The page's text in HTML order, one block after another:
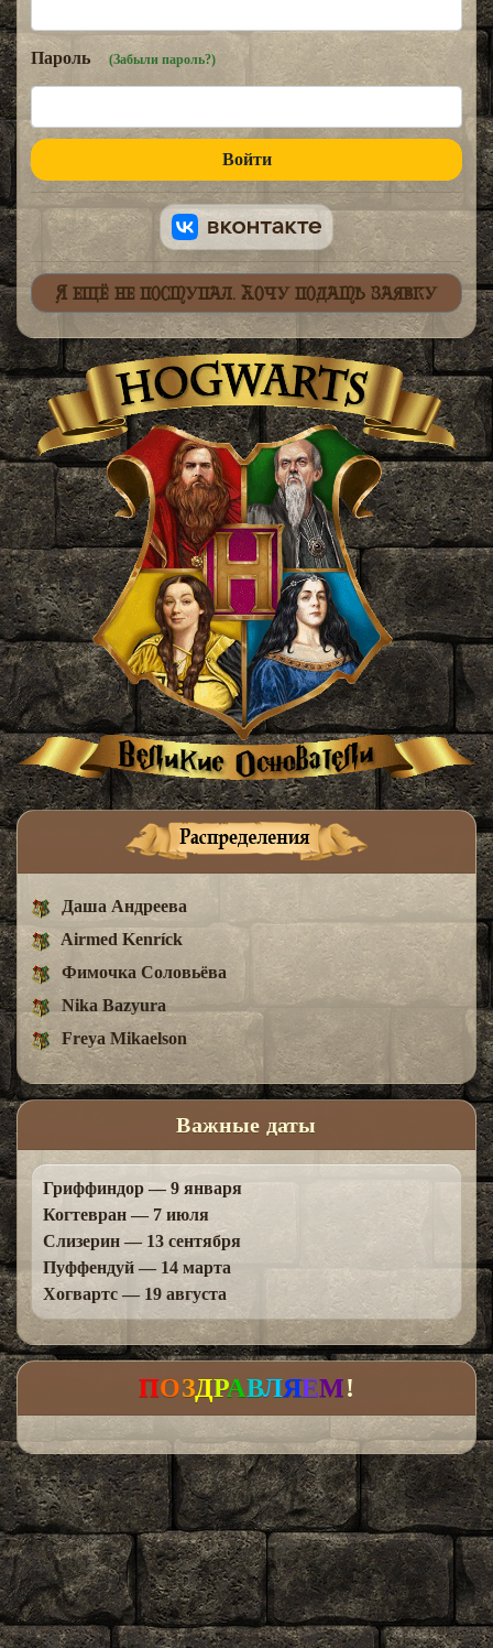
Пароль (Забыли пароль?)
Я ещё не поступал. Хочу подать заявку
Даша Андреева
Airmed Kenríck
Фимочка Соловьёва
Nika Bazyura
Freya Mikaelson
Важные даты
Гриффиндор — 9 января
Когтевран — 7 июля
Слизерин — 13 сентября
Пуффендуй — 14 марта
Хогвартс — 19 августа
ПОЗДРАВЛЯЕМ!